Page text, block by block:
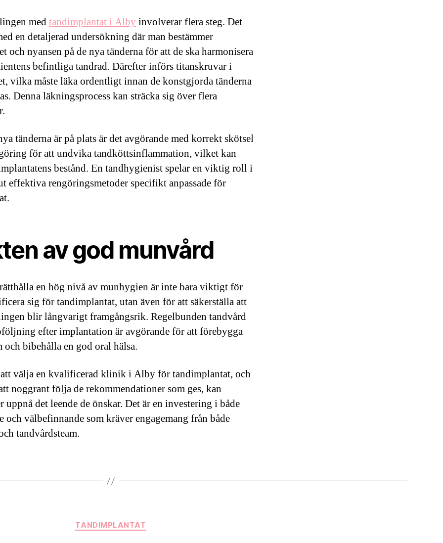
medtandimplantat i Alby involverar flera steg. Det
en detaljerad undersökning där man bestämmer
och nyansen på de nya tänderna för att de ska harmonisera
befintliga tandrad. Därefter införs titanskruvar i
vilka måste läka ordentligt innan de konstgjorda tänderna
Denna läkningsprocess kan sträcka sig över flera
tänderna är på plats är det avgörande med korrekt skötsel
för att undvika tandköttsinflammation, vilket kan
bestånd. En tandhygienist spelar en viktig roll i
effektiva rengöringsmetoder specifikt anpassade för
av god munvård
en hög nivå av munhygien är inte bara viktigt för
sig för tandimplantat, utan även för att säkerställa att
blir långvarigt framgångsrik. Regelbunden tandvård
efter implantation är avgörande för att förebygga
och bibehålla en god oral hälsa.
välja en kvalificerad klinik i Alby för tandimplantat, och
noggrant följa de rekommendationer som ges, kan
uppnå det leende de önskar. Det är en investering i både
och välbefinnande som kräver engagemang från både
tandvårdsteam.
Kategorier
TANDIMPLANTAT